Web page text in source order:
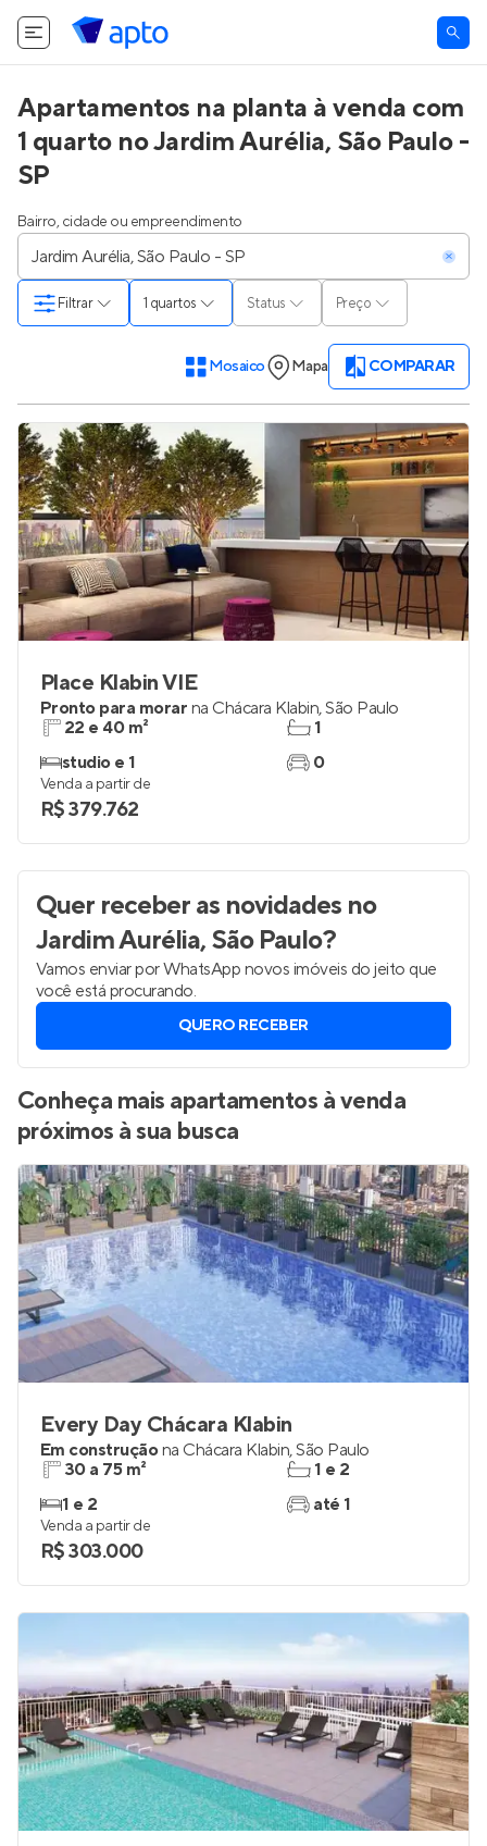
Apartamentos na planta à venda com
1 quarto no Jardim Aurélia, São Paulo -
SP
Bairro, cidade ou empreendimento
1 quartos Status Preço
Filtrar
Mosaico Mapa COMPARAR
Place Klabin VIE
Pronto para morar na Chácara Klabin,São Paulo
22 e 40 m²
studio e 1
1
0
Venda a partir de
R$ 379.762
Quer receber as novidades no
Jardim Aurélia, São Paulo?
Vamos enviar por WhatsApp novos imóveis do jeito que
você está procurando.
QUERO RECEBER
Conheça mais apartamentos à venda
próximos à sua busca
Every Day Chácara Klabin
Em construçãona Chácara Klabin,São Paulo
30 a 75 m²
1 e 2
1 e 2
até 1
Venda a partir de
R$ 303.000